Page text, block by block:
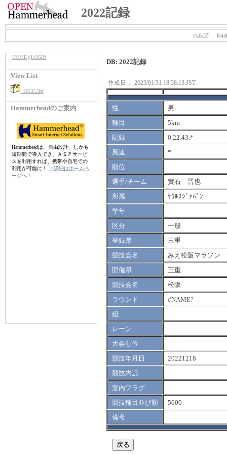
2022記録
ヘルプ
HOME| LOGIN
View List
2022記録
Hammerheadのご案内
Hammerheadは、自由設計、しかも
短期間で導入でき、ＡＳＰサービ
スを利用すれば、携帯や自宅での
利用が可能に！
⇒詳細はホームペ
ージへ！
DB: 2022記録
作成日： 2023/01/31 18:38:13 JST
性
男
種目
5km
記録
0.22.43.*
風速
*
順位
選手/チーム
實石 晋也
所属
ｻｳﾙｽｼﾞｬﾊﾟﾝ
学年
区分
一般
登録県
三重
競技会名
みえ松阪マラソン
開催県
三重
競技会名
松阪
ラウンド
#NAME?
組
レーン
大会順位
競技年月日
20221218
競技内訳
室内フラグ
競技種目並び順
5000
備考